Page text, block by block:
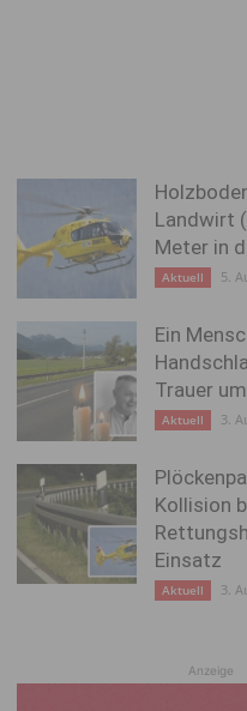
Landwirt
Meter in
Aktuell 5.
Ein
Trauer
Aktuell 3.
Kollision
Einsatz
Aktuell 3.
Anzeige